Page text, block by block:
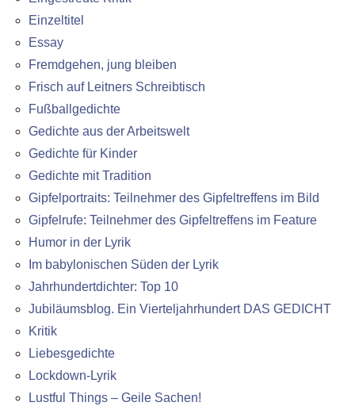
Einzeltitel
Essay
Fremdgehen, jung bleiben
Frisch auf Leitners Schreibtisch
Fußballgedichte
Gedichte aus der Arbeitswelt
Gedichte für Kinder
Gedichte mit Tradition
Gipfelportraits: Teilnehmer des Gipfeltreffens im Bild
Gipfelrufe: Teilnehmer des Gipfeltreffens im Feature
Humor in der Lyrik
Im babylonischen Süden der Lyrik
Jahrhundertdichter: Top 10
Jubiläumsblog. Ein Vierteljahrhundert DAS GEDICHT
Kritik
Liebesgedichte
Lockdown-Lyrik
Lustful Things – Geile Sachen!